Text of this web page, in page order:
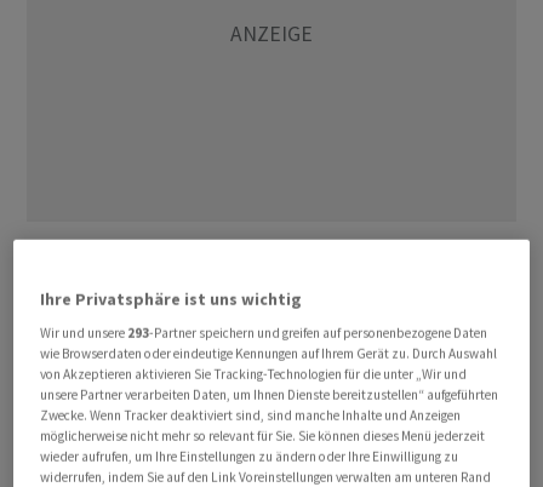
von rund 30 Millionen Euro in Aussicht gestellt, sagte
der Betriebsratsvorsitzende Tony Krause. «Das reicht
nicht aus, um die sozialen Nachteile bei dieser
Standortgrösse auszugleichen», sagte Krause. Die
Arbeitnehmervertretung erachtet rund 100 Millionen
Euro für nötig. Er kritisierte etwa, dass rentennahe
Arbeitnehmer ohne einen Cent gehen sollten.
Ihre Privatsphäre ist uns wichtig
Wir und unsere 293-Partner speichern und greifen auf personenbezogene Daten
wie Browserdaten oder eindeutige Kennungen auf Ihrem Gerät zu. Durch Auswahl
von Akzeptieren aktivieren Sie Tracking-Technologien für die unter „Wir und
unsere Partner verarbeiten Daten, um Ihnen Dienste bereitzustellen“ aufgeführten
Zwecke. Wenn Tracker deaktiviert sind, sind manche Inhalte und Anzeigen
möglicherweise nicht mehr so relevant für Sie. Sie können dieses Menü jederzeit
wieder aufrufen, um Ihre Einstellungen zu ändern oder Ihre Einwilligung zu
widerrufen, indem Sie auf den Link Voreinstellungen verwalten am unteren Rand